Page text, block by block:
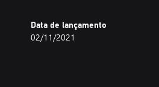
Data de lançamento
02/11/2021